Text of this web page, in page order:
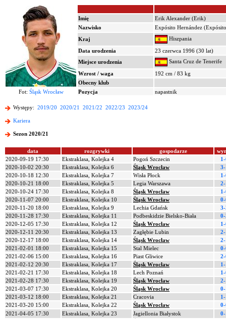
Imię
Erik Alexander (Erik)
Nazwisko
Expósito Hernández
Kraj
Hiszpania
Data urodzenia
23 czerwca 1996 (30 lat)
Miejsce urodzenia
Santa Cruz de Tenerife
Wzrost / waga
192 cm / 83 kg
Obecny klub
Fot: Śląsk Wrocław Pozycja napastnik
Występy: 2019/20 2020/21 2021/22 2022/23 2023/24
Kariera
Sezon 2020/21
data rozgrywki gospodarze
2020-09-19 17:30
Ekstraklasa, Kolejka 4 Pogoń Szczecin
2020-10-02 20:30
Ekstraklasa, Kolejka 6 Śląsk Wrocław
2020-10-18 12:30
Ekstraklasa, Kolejka 7 Wisła Płock
2020-10-21 18:00
Ekstraklasa, Kolejka 5 Legia Warszawa
2020-10-24 17:30
Ekstraklasa, Kolejka 8 Śląsk Wrocław
2020-11-07 20:00
Ekstraklasa, Kolejka 10 Śląsk Wrocław
2020-11-20 18:00
Ekstraklasa, Kolejka 9 Lechia Gdańsk
2020-11-28 17:30
Ekstraklasa, Kolejka 11 Podbeskidzie Bielsko-Biała
2020-12-05 17:30
Ekstraklasa, Kolejka 12 Śląsk Wrocław
2020-12-11 20:30
Ekstraklasa, Kolejka 13 Zagłębie Lubin
2020-12-17 18:00
Ekstraklasa, Kolejka 14 Śląsk Wrocław
2021-02-01 18:00
Ekstraklasa, Kolejka 15 Stal Mielec
2021-02-06 15:00
Ekstraklasa, Kolejka 16 Piast Gliwice
2021-02-12 20:30
Ekstraklasa, Kolejka 17 Śląsk Wrocław
2021-02-21 17:30
Ekstraklasa, Kolejka 18 Lech Poznań
2021-02-28 17:30
Ekstraklasa, Kolejka 19 Śląsk Wrocław
2021-03-07 17:30
Ekstraklasa, Kolejka 20 Śląsk Wrocław
2021-03-12 18:00
Ekstraklasa, Kolejka 21 Cracovia
2021-03-20 15:00
Ekstraklasa, Kolejka 22 Śląsk Wrocław
2021-04-05 17:30
Ekstraklasa, Kolejka 23 Jagiellonia Białystok